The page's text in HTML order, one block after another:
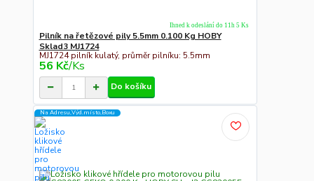
Pilník na řetězové pily 5.5mm 0.100 Kg HOBY
Sklad3 MJ1724
MJ1724 pilník kulatý, průměr pilníku: 5.5mm
56 Kč/Ks
Ihned k odeslání do 11h 5 Ks
Do košíku
Na Adresu,Výd.místo,Boxu